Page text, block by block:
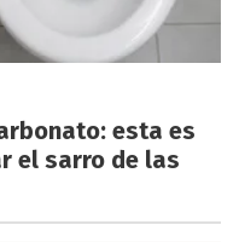
esta es
el sarro de las